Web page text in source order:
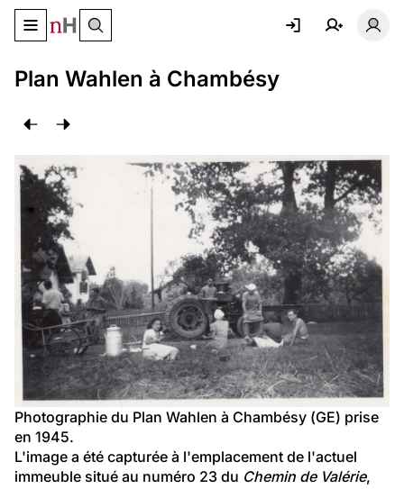
Basculer le menu de navigation
Plan Wahlen à Chambésy
Photographie du Plan Wahlen à Chambésy (GE) prise
en 1945.
L'image a été capturée à l'emplacement de l'actuel
immeuble situé au numéro 23 du Chemin de Valérie,